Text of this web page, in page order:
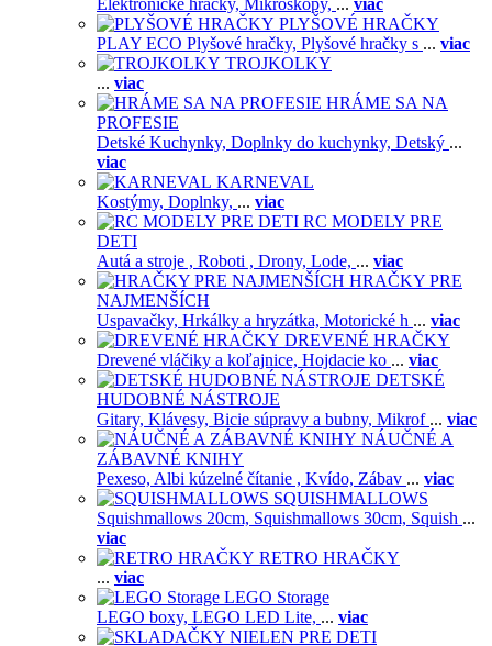
Elektronické hračky, Mikroskopy, ... viac
PLYŠOVÉ HRAČKY
PLAY ECO Plyšové hračky, Plyšové hračky s ... viac
TROJKOLKY
... viac
HRÁME SA NA
PROFESIE
Detské Kuchynky, Doplnky do kuchynky, Detský ...
viac
KARNEVAL
Kostýmy, Doplnky, ... viac
RC MODELY PRE
DETI
Autá a stroje , Roboti , Drony, Lode, ... viac
HRAČKY PRE
NAJMENŠÍCH
Uspavačky, Hrkálky a hryzátka, Motorické h ... viac
DREVENÉ HRAČKY
Drevené vláčiky a koľajnice, Hojdacie ko ... viac
DETSKÉ
HUDOBNÉ NÁSTROJE
Gitary, Klávesy, Bicie súpravy a bubny, Mikrof ... viac
NÁUČNÉ A
ZÁBAVNÉ KNIHY
Pexeso, Albi kúzelné čítanie , Kvído, Zábav ... viac
SQUISHMALLOWS
Squishmallows 20cm, Squishmallows 30cm, Squish ...
viac
RETRO HRAČKY
... viac
LEGO Storage
LEGO boxy, LEGO LED Lite, ... viac